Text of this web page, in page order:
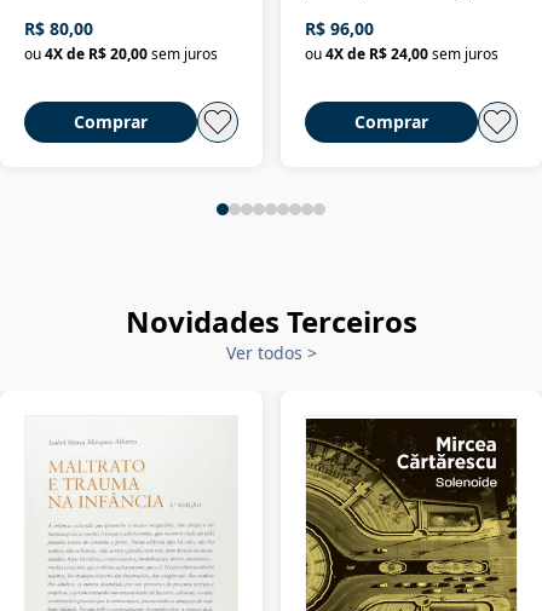
R$ 80,00
ou4X de R$ 20,00sem juros
Comprar
R$ 96,00
ou 4X de R$ 24,00 sem juros
Comprar
Novidades Terceiros
Ver todos >